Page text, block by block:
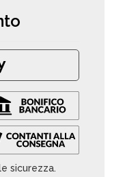
sicurezza.